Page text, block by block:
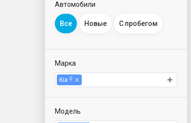
Автомобили
Все Новые С пробегом
Марка
Kia 0
Модель